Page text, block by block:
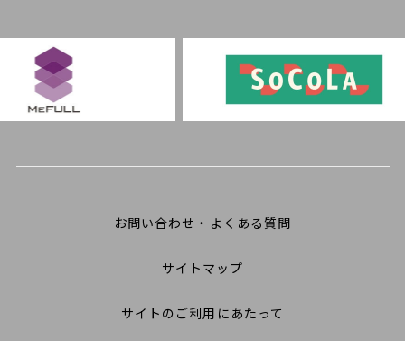
お問い合わせ・よくある質問
サイトマップ
サイトのご利用にあたって